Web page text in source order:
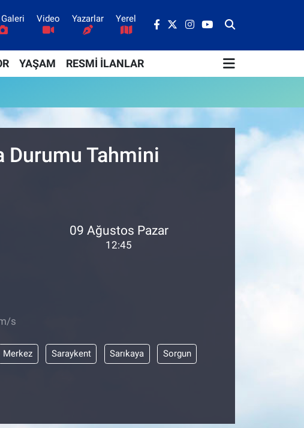
Video Yazarlar Yerel
YAŞAM RESMİ İLANLAR
Durumu Tahmini
09 Ağustos Pazar
12:45
s
Merkez Saraykent Sarıkaya Sorgun